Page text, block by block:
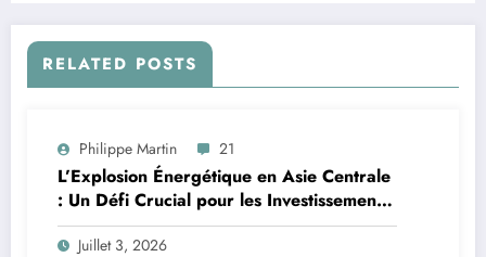
RELATED POSTS
Philippe Martin 21
L’Explosion Énergétique en Asie Centrale
: Un Défi Crucial pour les Investissements
Globaux
Juillet 3, 2026